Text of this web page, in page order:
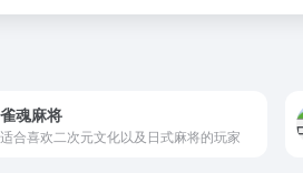
雀魂麻将
适合喜欢二次元文化以及日式麻将的玩家